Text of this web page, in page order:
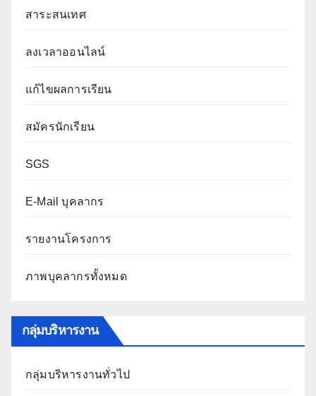
สาระสนเทศ
ลงเวลาออนไลน์
แก้ไขผลการเรียน
สมัครนักเรียน
SGS
E-Mail บุคลากร
รายงานโครงการ
ภาพบุคลากรทั้งหมด
กลุ่มบริหารงาน
กลุ่มบริหารงานทั่วไป